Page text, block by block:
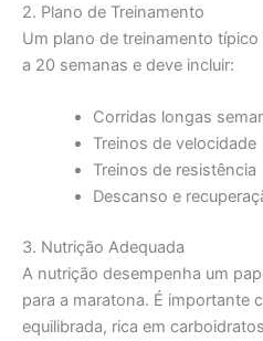
2. Plano de Treinamento
Um plano de treinamento
a 20 semanas e deve incluir:
Corridas longas
Treinos de velocidade
Treinos de resistência
Descanso e
3. Nutrição Adequada
A nutrição desempenha um
para a maratona. É importante
equilibrada, rica em